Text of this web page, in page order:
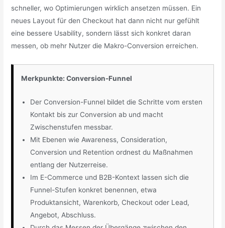
schneller, wo Optimierungen wirklich ansetzen müssen. Ein
neues Layout für den Checkout hat dann nicht nur gefühlt
eine bessere Usability, sondern lässt sich konkret daran
messen, ob mehr Nutzer die Makro-Conversion erreichen.
Merkpunkte: Conversion-Funnel
Der Conversion-Funnel bildet die Schritte vom ersten
Kontakt bis zur Conversion ab und macht
Zwischenstufen messbar.
Mit Ebenen wie Awareness, Consideration,
Conversion und Retention ordnest du Maßnahmen
entlang der Nutzerreise.
Im E-Commerce und B2B-Kontext lassen sich die
Funnel-Stufen konkret benennen, etwa
Produktansicht, Warenkorb, Checkout oder Lead,
Angebot, Abschluss.